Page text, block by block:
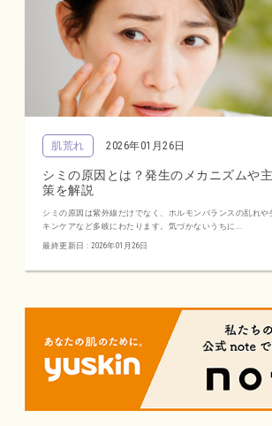
肌荒れ 2026年01月26日
シミの原因とは？発生のメカニズムや
策を解説
シミの原因は紫外線だけでなく、ホルモンバランスの乱れや
キンケアなど多岐にわたります。気づかないうちに...
最終更新日 : 2026年01月26日